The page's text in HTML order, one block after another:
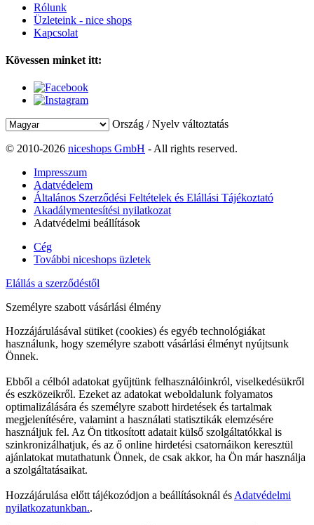
Rólunk
Üzleteink - nice shops
Kapcsolat
Kövessen minket itt:
Ország / Nyelv változtatás
© 2010-2026 niceshops GmbH - All rights reserved.
Impresszum
Adatvédelem
Általános Szerződési Feltételek és Elállási Tájékoztató
Akadálymentesítési nyilatkozat
Adatvédelmi beállítások
Cég
További niceshops üzletek
Elállás a szerződéstől
Személyre szabott vásárlási élmény
Hozzájárulásával sütiket (cookies) és egyéb technológiákat
használunk, hogy személyre szabott vásárlási élményt nyújtsunk
Önnek.
Ebből a célból adatokat gyűjtünk felhasználóinkról, viselkedésükről
és eszközeikről. Ezeket az adatokat weboldalunk folyamatos
optimalizálására és személyre szabott hirdetések és tartalmak
megjelenítésére, valamint a használati statisztikák elemzésére
használjuk fel. Az Ön titkosított adatait külső szolgáltatókkal is
szinkronizálhatjuk, és az ő online hirdetési csatornáikon keresztül
ajánlatokat mutathatunk Önnek, de csak akkor, ha Ön már használja
a szolgáltatásaikat.
Hozzájárulása előtt tájékozódjon a beállításoknál és Adatvédelmi
nyilatkozatunkban..